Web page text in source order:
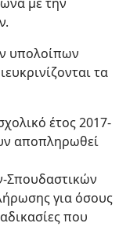
υπολοίπων
τα
έτος 2017-
αποπληρωθεί
Σπουδαστικών
για όσους
που